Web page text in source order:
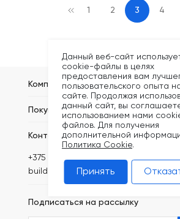
1 2 3 4
Компания
Покупателям
Контакты
+375 (44) 749-20-73
build@kronex-company.by
Подписаться на рассылку
Данный веб-сайт
cookie-файлы в целях
предоставления вам
пользовательского опыта
сайте. Продолжая
данный сайт, вы
использованием нами
файлов. Для получения
дополнительной
Политика Cookie.
Принять